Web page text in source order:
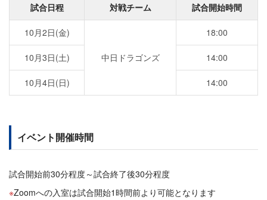
試合日程 対戦チーム 試合開始時間
10月2日(金)
中日ドラゴンズ
18:00
10月3日(土) 14:00
10月4日(日) 14:00
イベント開催時間
試合開始前30分程度～試合終了後30分程度
Zoomへの入室は試合開始1時間前より可能となります